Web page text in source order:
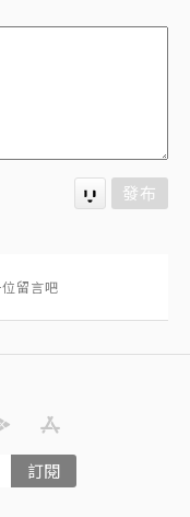
發布
訂閱